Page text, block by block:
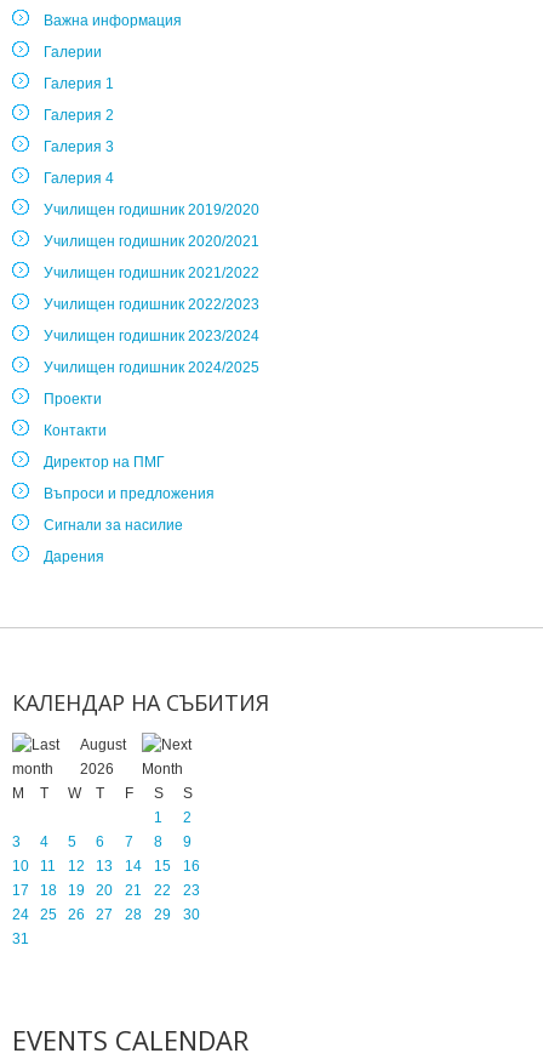
Важна информация
Галерии
Галерия 1
Галерия 2
Галерия 3
Галерия 4
Училищен годишник 2019/2020
Училищен годишник 2020/2021
Училищен годишник 2021/2022
Училищен годишник 2022/2023
Училищен годишник 2023/2024
Училищен годишник 2024/2025
Проекти
Контакти
Директор на ПМГ
Въпроси и предложения
Сигнали за насилие
Дарения
КАЛЕНДАР НА СЪБИТИЯ
August
2026
M
T W T F S
S
1
2
3
4 5 6 7 8
9
10
11 12 13 14 15
16
17
18 19 20 21 22
23
24
25 26 27 28 29
30
31
EVENTS CALENDAR